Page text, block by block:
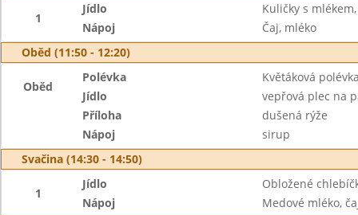
1
Jídlo
Kuličky s
Nápoj
Čaj, mléko
Oběd (11:50 - 12:20)
Oběd
Polévka
Květáková
Jídlo
vepřová plec na
Příloha
dušená rýže
Nápoj
sirup
Svačina (14:30 - 14:50)
1
Jídlo
Obložené
Nápoj
Medové mléko,